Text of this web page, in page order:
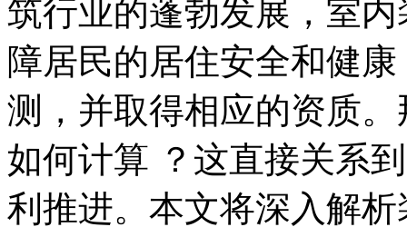
筑行业的蓬勃发展，室
障居民的居住安全和健
测，并取得相应的资质
如何计算 ？这直接关系
利推进。本文将深入解